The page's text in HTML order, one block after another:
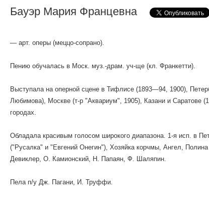
Бауэр Мария Францевна
— арт. оперы (меццо-сопрано).
Пению обучалась в Моск. муз.-драм. уч-ще (кл. Франкетти).
Выступала на оперной сцене в Тифлисе (1893—94, 1900),
Любимова), Москве (т-р "Аквариум", 1905), Казани и Саратове
городах.
Обладала красивым голосом широкого диапазона. 1-я исп. в
("Русалка" и "Евгений Онегин"), Хозяйка корчмы, Ангел,
Девиклер, О. Камионский, Н. Папаян, Ф. Шаляпин.
Пела п/у Дж. Пагани, И. Труффи.